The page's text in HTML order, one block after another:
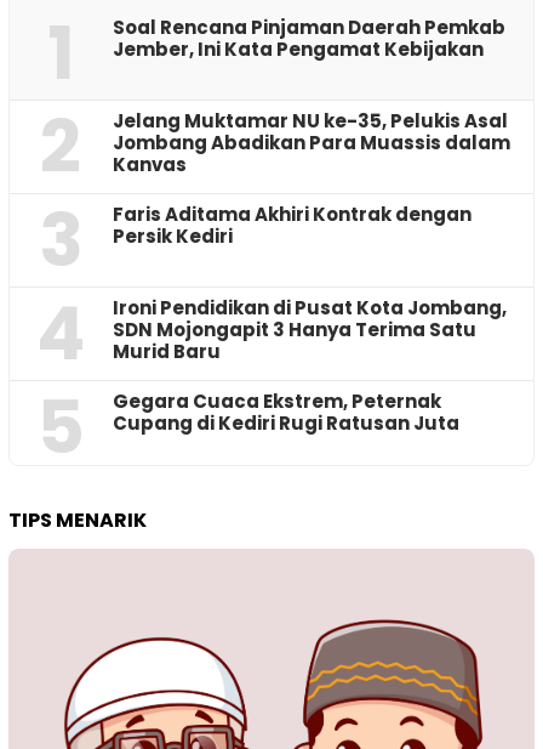
1
‎Soal Rencana Pinjaman Daerah Pemkab
Jember, Ini Kata Pengamat Kebijakan ‎
2
Jelang Muktamar NU ke-35, Pelukis Asal
Jombang Abadikan Para Muassis dalam
Kanvas
3
Faris Aditama Akhiri Kontrak dengan
Persik Kediri
4
Ironi Pendidikan di Pusat Kota Jombang,
SDN Mojongapit 3 Hanya Terima Satu
Murid Baru
5
‎Gegara Cuaca Ekstrem, Peternak
Cupang di Kediri Rugi Ratusan Juta
TIPS MENARIK